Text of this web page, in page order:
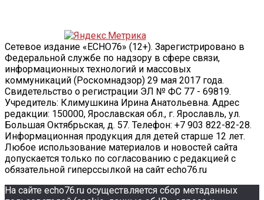
Сетевое издание «ECHO76» (12+). Зарегистрировано в
Федеральной службе по надзору в сфере связи,
информационных технологий и массовых
коммуникаций (Роскомнадзор) 29 мая 2017 года.
Свидетельство о регистрации ЭЛ № ФС 77 - 69819.
Учредитель: Климушкина Ирина Анатольевна. Адрес
редакции: 150000, Ярославская обл., г. Ярославль, ул.
Большая Октябрьская, д. 57. Телефон: +7 903 822-82-28.
Информационная продукция для детей старше 12 лет.
Любое использование материалов и новостей сайта
допускается только по согласованию с редакцией с
обязательной гиперссылкой на сайт echo76.ru
На сайте echo76.ru осуществляется сбор метаданных